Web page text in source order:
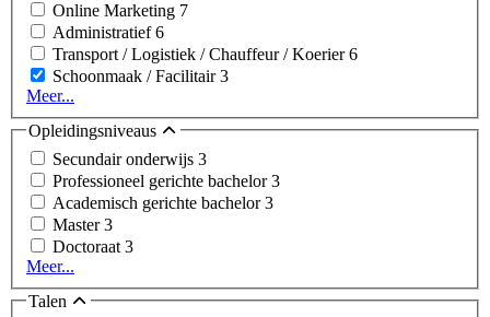
Online Marketing 7
Administratief6
Transport / Logistiek / Chauffeur / Koerier6
Schoonmaak / Facilitair3
Meer...
Opleidingsniveaus
Secundair onderwijs 3
Professioneel gerichte bachelor3
Academisch gerichte bachelor3
Master3
Doctoraat 3
Meer...
Talen